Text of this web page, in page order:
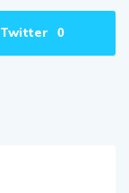
Twitter 0